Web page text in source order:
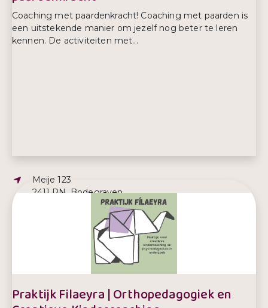
Coaching met paardenkracht! Coaching met paarden is
een uitstekende manier om jezelf nog beter te leren
kennen. De activiteiten met...
Adres:
Meije 123
2411 PN, Bodegraven
info@paardenwagencoaching.nl
Telefoonnummer:
Praktijk Filaeyra | Orthopedagogiek en